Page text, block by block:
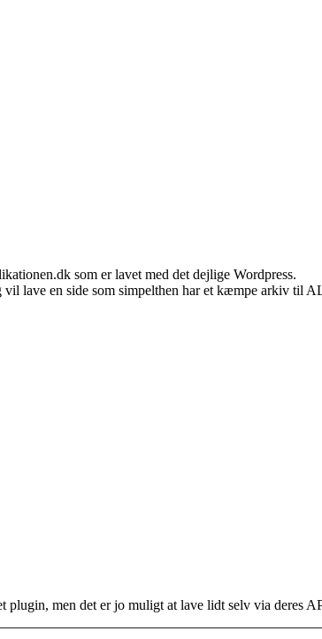
som er lavet med det dejlige Wordpress.
lave en side som simpelthen har et kæmpe arkiv til
plugin, men det er jo muligt at lave lidt selv via deres